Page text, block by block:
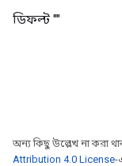
ডিফল্ট ""
অন্য কিছু উল্লেখ না করা
Attribution 4.0 License-